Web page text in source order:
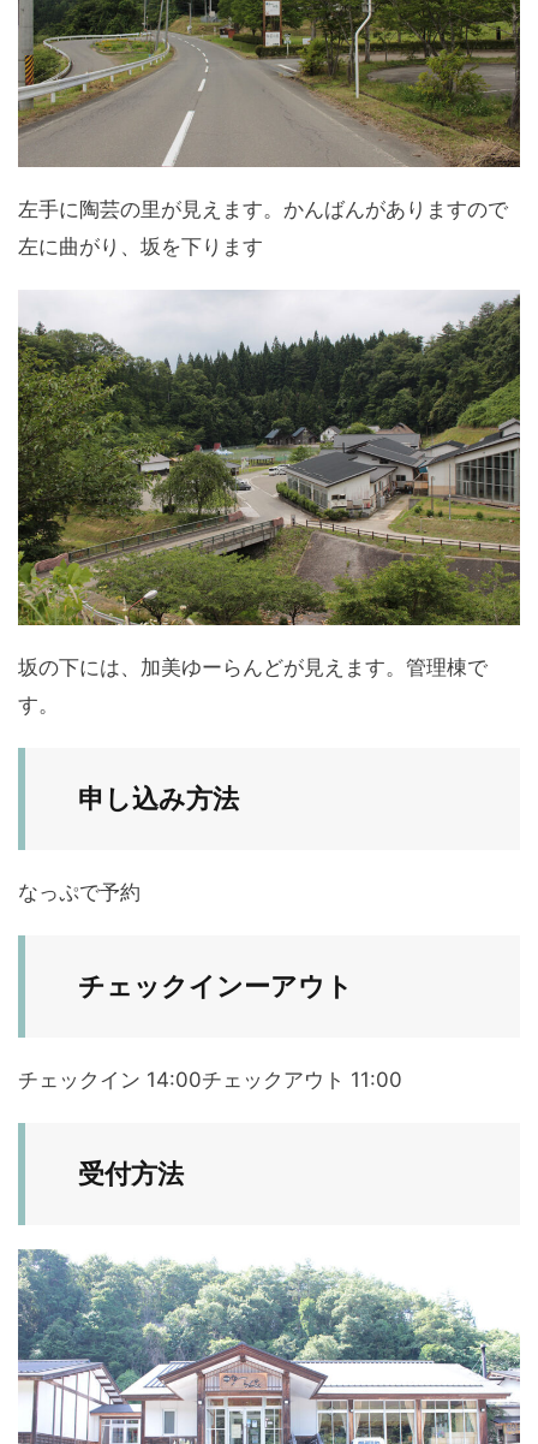
左手に陶芸の里が見えます。かんばんがありますので
左に曲がり、坂を下ります
坂の下には、加美ゆーらんどが見えます。管理棟で
す。
申し込み方法
なっぷで予約
チェックインーアウト
チェックイン 14:00チェックアウト 11:00
受付方法